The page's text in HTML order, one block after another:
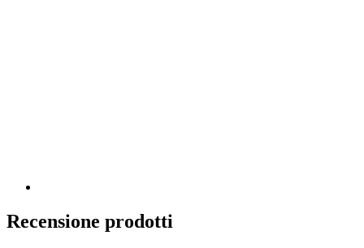
Recensione prodotti